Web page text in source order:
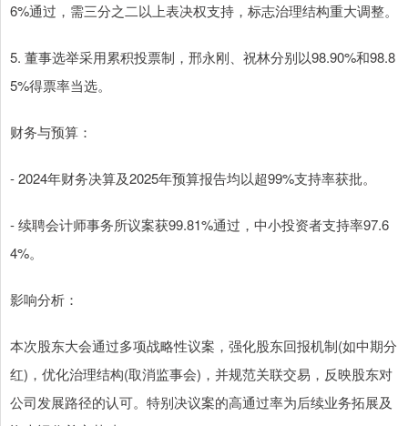
6%通过，需三分之二以上表决权支持，标志治理结构重大调整。
5. 董事选举采用累积投票制，邢永刚、祝林分别以98.90%和98.8
5%得票率当选。
财务与预算：
- 2024年财务决算及2025年预算报告均以超99%支持率获批。
- 续聘会计师事务所议案获99.81%通过，中小投资者支持率97.6
4%。
影响分析：
本次股东大会通过多项战略性议案，强化股东回报机制(如中期分
红)，优化治理结构(取消监事会)，并规范关联交易，反映股东对
公司发展路径的认可。特别决议案的高通过率为后续业务拓展及